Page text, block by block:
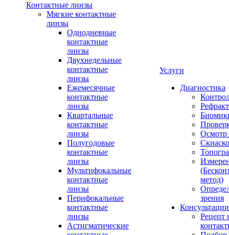
Контактные линзы
Мягкие контактные
линзы
Однодневные
контактные
линзы
Двухнедельные
контактные
линзы
Ежемесячные
контактные
линзы
Квартальные
контактные
линзы
Полугодовые
контактные
линзы
Мультифокальные
контактные
линзы
Перифокальные
контактные
линзы
Астигматические
Услуги
Диагностика
Осмотр
метод)
зрения
Рецепт